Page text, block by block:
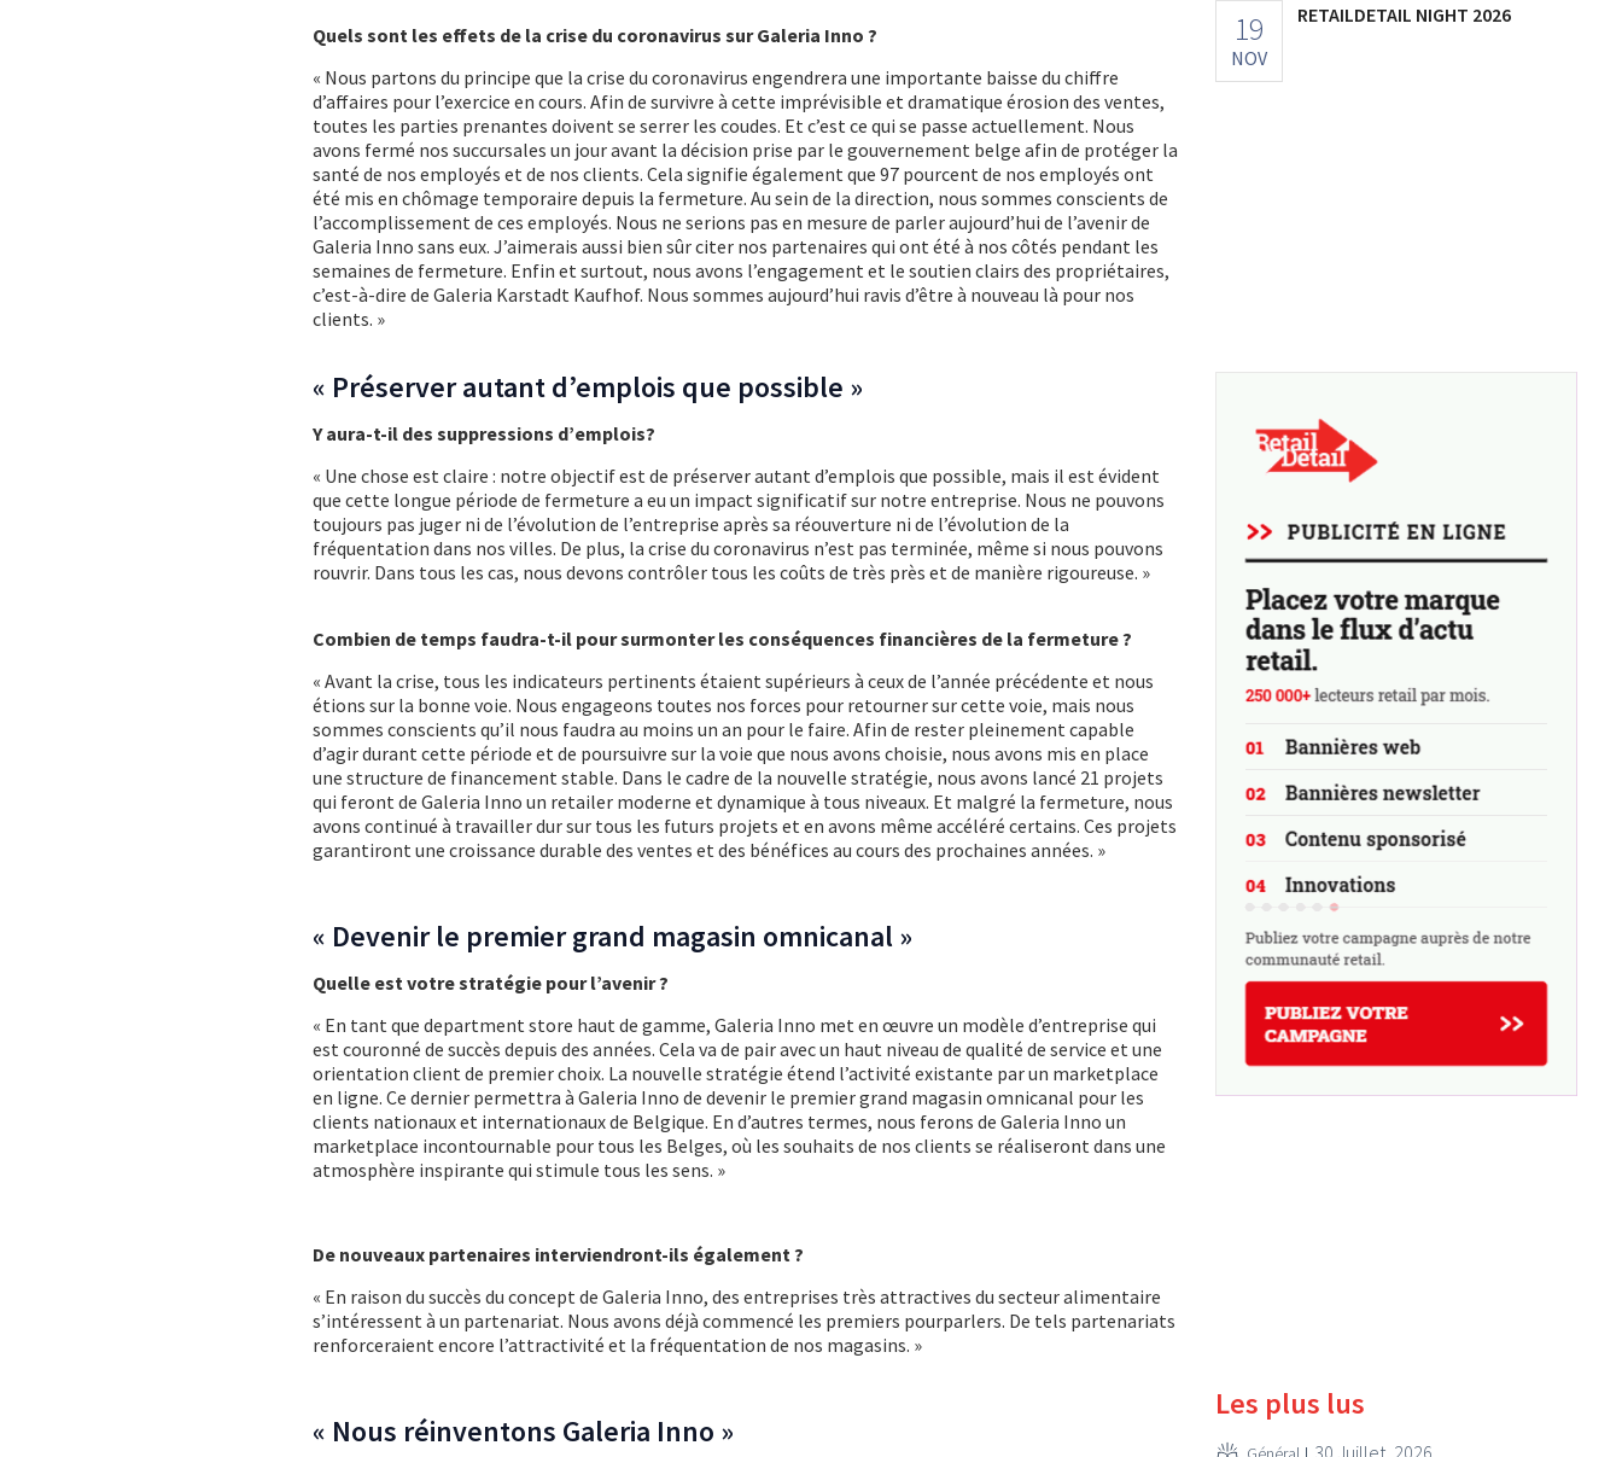
Quels sont les effets de la crise du coronavirus sur Galeria Inno ?
« Nous partons du principe que la crise du coronavirus engendrera une importante baisse du chiffre
d’affaires pour l’exercice en cours. Afin de survivre à cette imprévisible et dramatique érosion des ventes,
toutes les parties prenantes doivent se serrer les coudes. Et c’est ce qui se passe actuellement. Nous
avons fermé nos succursales un jour avant la décision prise par le gouvernement belge afin de protéger la
santé de nos employés et de nos clients. Cela signifie également que 97 pourcent de nos employés ont
été mis en chômage temporaire depuis la fermeture. Au sein de la direction, nous sommes conscients de
l’accomplissement de ces employés. Nous ne serions pas en mesure de parler aujourd’hui de l’avenir de
Galeria Inno sans eux. J’aimerais aussi bien sûr citer nos partenaires qui ont été à nos côtés pendant les
semaines de fermeture. Enfin et surtout, nous avons l’engagement et le soutien clairs des propriétaires,
c’est-à-dire de Galeria Karstadt Kaufhof. Nous sommes aujourd’hui ravis d’être à nouveau là pour nos
clients. »
« Préserver autant d’emplois que possible »
Y aura-t-il des suppressions d’emplois?
« Une chose est claire : notre objectif est de préserver autant d’emplois que possible, mais il est évident
que cette longue période de fermeture a eu un impact significatif sur notre entreprise. Nous ne pouvons
toujours pas juger ni de l’évolution de l’entreprise après sa réouverture ni de l’évolution de la
fréquentation dans nos villes. De plus, la crise du coronavirus n’est pas terminée, même si nous pouvons
rouvrir. Dans tous les cas, nous devons contrôler tous les coûts de très près et de manière rigoureuse. »
Combien de temps faudra-t-il pour surmonter les conséquences financières de la fermeture ?
« Avant la crise, tous les indicateurs pertinents étaient supérieurs à ceux de l’année précédente et nous
étions sur la bonne voie. Nous engageons toutes nos forces pour retourner sur cette voie, mais nous
sommes conscients qu’il nous faudra au moins un an pour le faire. Afin de rester pleinement capable
d’agir durant cette période et de poursuivre sur la voie que nous avons choisie, nous avons mis en place
une structure de financement stable. Dans le cadre de la nouvelle stratégie, nous avons lancé 21 projets
qui feront de Galeria Inno un retailer moderne et dynamique à tous niveaux. Et malgré la fermeture, nous
avons continué à travailler dur sur tous les futurs projets et en avons même accéléré certains. Ces projets
garantiront une croissance durable des ventes et des bénéfices au cours des prochaines années. »
« Devenir le premier grand magasin omnicanal »
Quelle est votre stratégie pour l’avenir ?
« En tant que department store haut de gamme, Galeria Inno met en œuvre un modèle d’entreprise qui
est couronné de succès depuis des années. Cela va de pair avec un haut niveau de qualité de service et une
orientation client de premier choix. La nouvelle stratégie étend l’activité existante par un marketplace
en ligne. Ce dernier permettra à Galeria Inno de devenir le premier grand magasin omnicanal pour les
clients nationaux et internationaux de Belgique. En d’autres termes, nous ferons de Galeria Inno un
marketplace incontournable pour tous les Belges, où les souhaits de nos clients se réaliseront dans une
atmosphère inspirante qui stimule tous les sens. »
De nouveaux partenaires interviendront-ils également ?
« En raison du succès du concept de Galeria Inno, des entreprises très attractives du secteur alimentaire
s’intéressent à un partenariat. Nous avons déjà commencé les premiers pourparlers. De tels partenariats
renforceraient encore l’attractivité et la fréquentation de nos magasins. »
« Nous réinventons Galeria Inno »
19
NOV
RETAILDETAIL NIGHT 2026
Les plus lus